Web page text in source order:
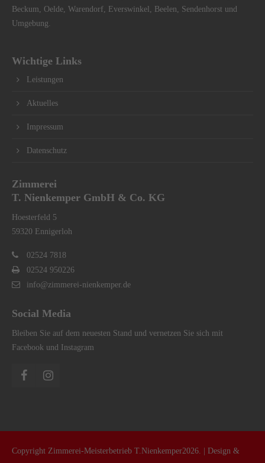
Beckum, Oelde, Warendorf, Everswinkel, Beelen, Sendenhorst und
Umgebung.
Wichtige Links
Leistungen
Aktuelles
Impressum
Datenschutz
Zimmerei
T. Nienkemper GmbH & Co. KG
Hoesterfeld 5
59320 Ennigerloh
02524 7818
02524 950226
info@zimmerei-nienkemper.de
Social Media
Bleiben Sie auf dem neuesten Stand und vernetzen Sie sich mit
Facebook und Instagram
Copyright Zimmerei-Meisterbetrieb T.Nienkemper2026. | Design &